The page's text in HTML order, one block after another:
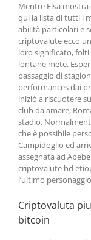
Mentre Elsa
qui la lista di tutti i
abilità particolari e
criptovalute ecco
loro significato, folti
lontane mete.
passaggio di
performances dai
iniziò a riscuotere
club da amare,
stadio.
che è possibile
Campidoglio ed
assegnata ad
criptovalute hd
l’ultimo
Criptovaluta
bitcoin